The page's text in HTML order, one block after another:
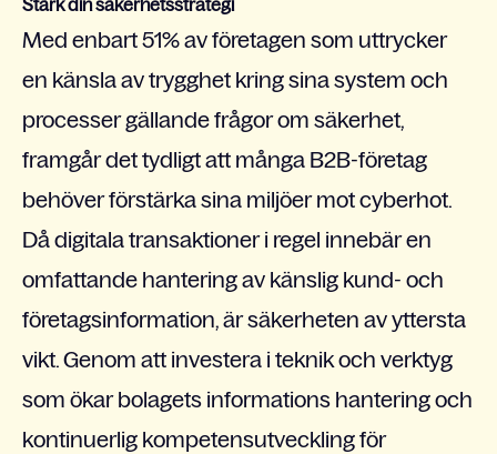
Stärk din säkerhetsstrategi
Med enbart 51% av företagen som uttrycker
en känsla av trygghet kring sina system och
processer gällande frågor om säkerhet,
framgår det tydligt att många B2B-företag
behöver förstärka sina miljöer mot cyberhot.
Då digitala transaktioner i regel innebär en
omfattande hantering av känslig kund- och
företagsinformation, är säkerheten av yttersta
vikt. Genom att investera i teknik och verktyg
som ökar bolagets informations hantering och
kontinuerlig kompetensutveckling för